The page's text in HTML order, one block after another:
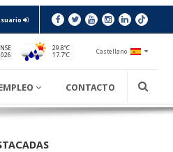
29.8ºC
17.7ºC
Castellano
CONTACTO